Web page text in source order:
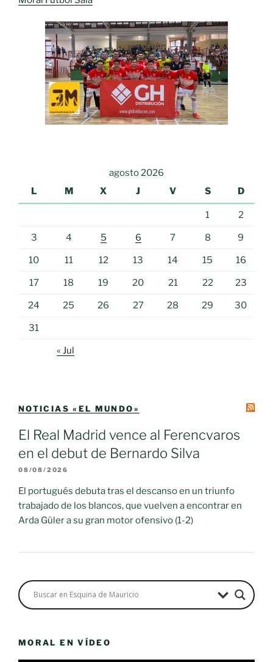
agosto 2026
L
M X J V S D
1 2
3 4 5 6 7 8 9
10 11 12 13 14 15 16
17 18 19 20 21 22 23
24 25 26 27 28 29 30
31
« Jul
NOTICIAS «EL MUNDO»
El Real Madrid vence al Ferencvaros
en el debut de Bernardo Silva
08/08/2026
El portugués debuta tras el descanso en un triunfo
trabajado de los blancos, que vuelven a encontrar en
Arda Güler a su gran motor ofensivo (1-2)
MORAL EN VÍDEO